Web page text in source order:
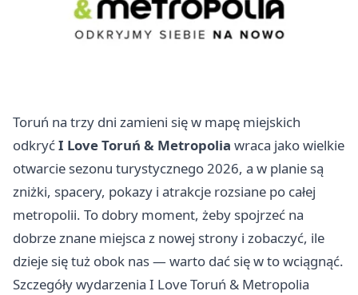
Toruń na trzy dni zamieni się w mapę miejskich
odkryćI Love Toruń & Metropolia wraca jako wielkie
otwarcie sezonu turystycznego 2026, a w planie są
zniżki, spacery, pokazy i atrakcje rozsiane po całej
metropolii. To dobry moment, żeby spojrzeć na
dobrze znane miejsca z nowej strony i zobaczyć, ile
dzieje się tuż obok nas — warto dać się w to wciągnąć.
Szczegóły wydarzenia I Love Toruń & Metropolia